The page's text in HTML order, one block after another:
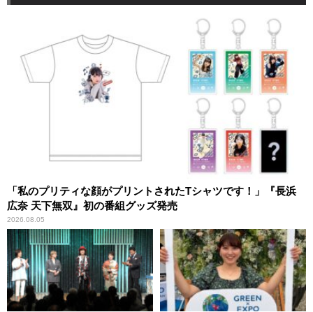
「私のプリティな顔がプリントされたTシャツです！」『長浜
広奈 天下無双』初の番組グッズ発売
2026.08.05